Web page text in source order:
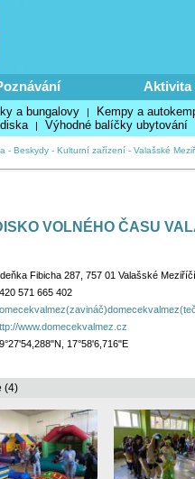
Aktivita
a bungalovy | Kempy a
| Výhodné balíčky ubytování
- Beskydy - Kulturní zařízení - Valašské
VOLNÉHO ČASU
Fibicha 287, 757 01 Valašské
571 665 402
www.domecekvalmez.cz
17°58'6,716"E
(4)